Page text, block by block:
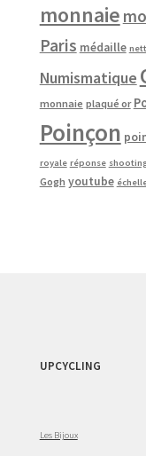
monnaie
Paris médaille
Numismatique
monnaie plaqué or
Poinçon
royale réponse
Gogh youtube
UPCYCLING
Les Bijoux